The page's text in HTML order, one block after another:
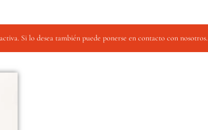
Si lo desea también puede ponerse en contacto con nosotros.